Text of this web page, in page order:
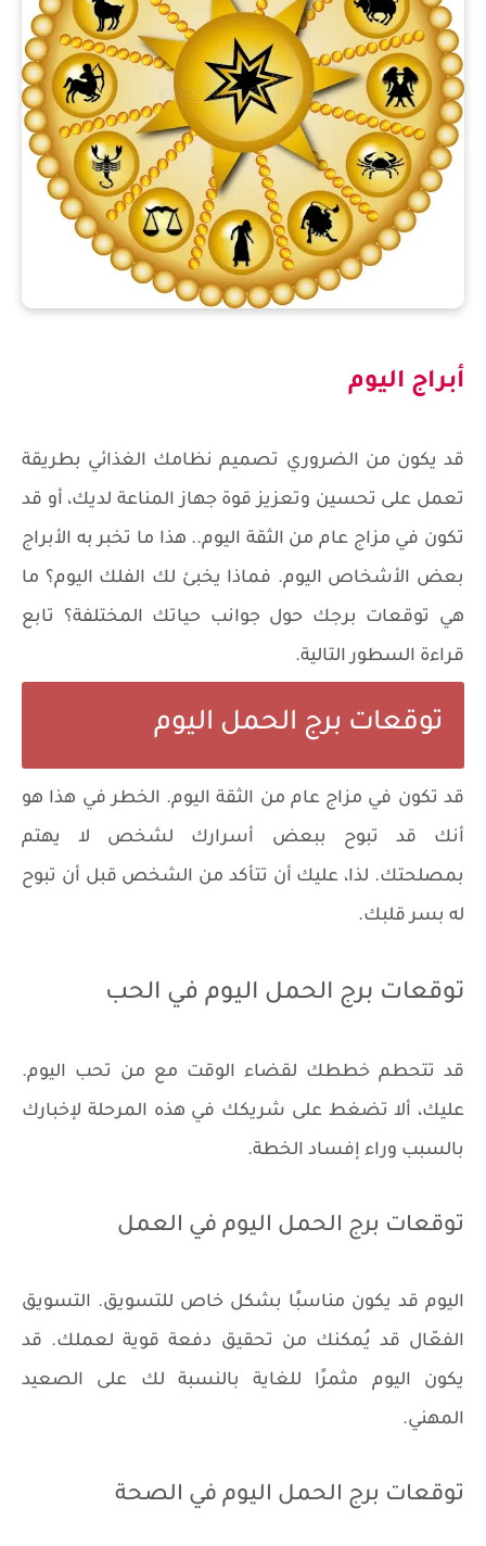
أبراج اليوم
قد يكون من الضروري تصميم نظامك الغذائي بطريقة
تعمل على تحسين وتعزيز قوة جهاز المناعة لديك، أو قد
تكون في مزاج عام من الثقة اليوم.. هذا ما تخبر به الأبراج
بعض الأشخاص اليوم. فماذا يخبئ لك الفلك اليوم؟ ما
هي توقعات برجك حول جوانب حياتك المختلفة؟ تابع
قراءة السطور التالية.
توقعات برج الحمل اليوم
قد تكون في مزاج عام من الثقة اليوم. الخطر في هذا هو
أنك قد تبوح ببعض أسرارك لشخص لا يهتم
بمصلحتك. لذا، عليك أن تتأكد من الشخص قبل أن تبوح
له بسر قلبك.
توقعات برج الحمل اليوم في الحب
قد تتحطم خططك لقضاء الوقت مع من تحب اليوم.
عليك، ألا تضغط على شريكك في هذه المرحلة لإخبارك
بالسبب وراء إفساد الخطة.
توقعات برج الحمل اليوم في العمل
اليوم قد يكون مناسبًا بشكل خاص للتسويق. التسويق
الفعّال قد يُمكنك من تحقيق دفعة قوية لعملك. قد
يكون اليوم مثمرًا للغاية بالنسبة لك على الصعيد
المهني.
توقعات برج الحمل اليوم في الصحة